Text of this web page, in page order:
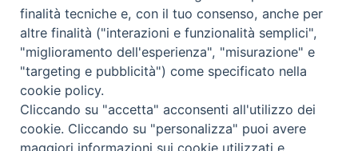
Copyright © 2019 - Tutti i diritti riservati - Vita
Trentina Editrice
finalità tecniche e, con il tuo consenso, anche per
altre finalità ("interazioni e funzionalità semplici",
"miglioramento dell'esperienza", "misurazione" e
"targeting e pubblicità") come specificato nella
cookie policy.
Cliccando su "accetta" acconsenti all'utilizzo dei
cookie. Cliccando su "personalizza" puoi avere